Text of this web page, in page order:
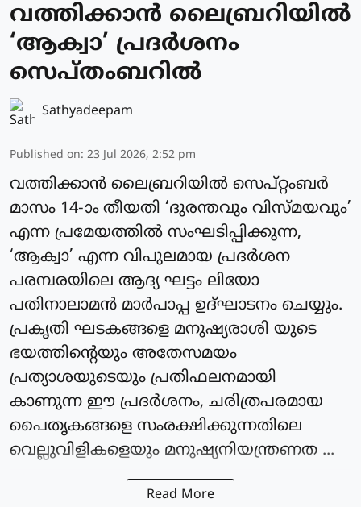
വത്തിക്കാന്‍ ലൈബ്രറിയില്‍
‘ആക്വാ’ പ്രദര്‍ശനം
സെപ്തംബറില്‍
Sathyadeepam
Published on: 23 Jul 2026, 2:52 pm
വത്തിക്കാന്‍ ലൈബ്രറിയില്‍ സെപ്റ്റംബര്‍
മാസം 14-ാം തീയതി ‘ദുരന്തവും വിസ്മയവും’
എന്ന പ്രമേയത്തില്‍ സംഘടിപ്പിക്കുന്ന,
‘ആക്വാ’ എന്ന വിപുലമായ പ്രദര്‍ശന
പരമ്പരയിലെ ആദ്യ ഘട്ടം ലിയോ
പതിനാലാമന്‍ മാര്‍പാപ്പ ഉദ്ഘാടനം ചെയ്യും.
പ്രകൃതി ഘടകങ്ങളെ മനുഷ്യരാശി യുടെ
ഭയത്തിന്റെയും അതേസമയം
പ്രത്യാശയുടെയും പ്രതിഫലനമായി
കാണുന്ന ഈ പ്രദര്‍ശനം, ചരിത്രപരമായ
പൈതൃകങ്ങളെ സംരക്ഷിക്കുന്നതിലെ
വെല്ലുവിളികളെയും മനുഷ്യനിയന്ത്രണത ...
Read More